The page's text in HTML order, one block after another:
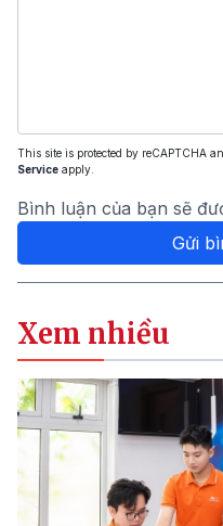
This site is protected by reCAPTCHA
Service apply.
Bình luận của bạn sẽ
Gửi
Xem nhiều